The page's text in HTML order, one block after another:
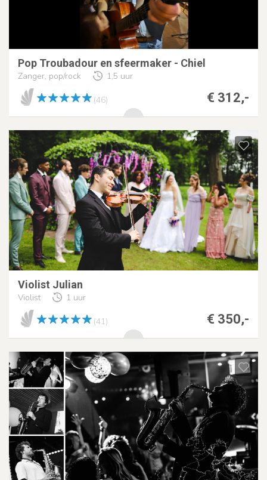
Pop Troubadour en sfeermaker - Chiel
Zanger, pop/rock 1,5 uur
€ 312,-
(46)
Violist Julian
Violist 1 uur
€ 350,-
(41)